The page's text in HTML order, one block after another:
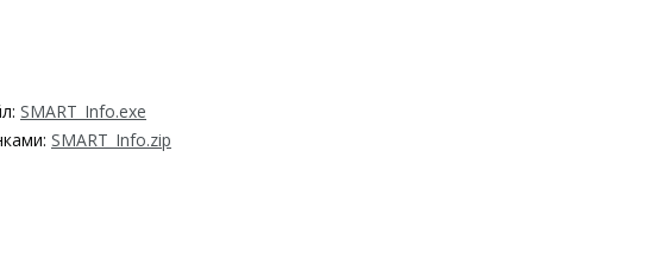
SMART_Info.exe
SMART_Info.zip